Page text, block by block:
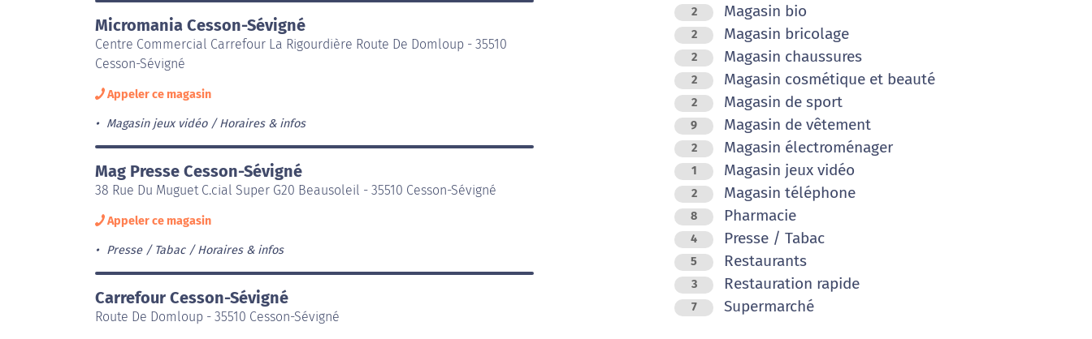
Micromania Cesson-Sévigné
Centre Commercial Carrefour La Rigourdière Route De Domloup - 35510
Cesson-Sévigné
Appeler ce magasin
Magasin jeux vidéo Horaires & infos
Mag Presse Cesson-Sévigné
38 Rue Du Muguet C.cial Super G20 Beausoleil - 35510 Cesson-Sévigné
Appeler ce magasin
Presse / Tabac Horaires & infos
Carrefour Cesson-Sévigné
Route De Domloup - 35510 Cesson-Sévigné
2 Magasin bio
2 Magasin bricolage
2 Magasin chaussures
2 Magasin cosmétique et beauté
2 Magasin de sport
9 Magasin de vêtement
2 Magasin électroménager
1 Magasin jeux vidéo
2 Magasin téléphone
8 Pharmacie
4 Presse / Tabac
5 Restaurants
3 Restauration rapide
7 Supermarché